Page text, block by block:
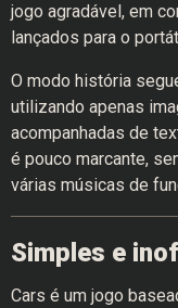
jogo agradável, em
lançados para o
O modo história
utilizando apenas
acompanhadas de
é pouco marcante,
várias músicas de
Simples e
Cars é um jogo